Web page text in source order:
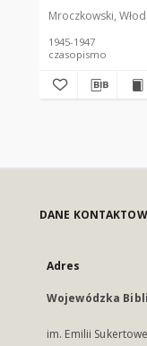
Mroczkowski,
1945-1947
czasopismo
DANE
Adres
Wojewódzka
im. Emilii